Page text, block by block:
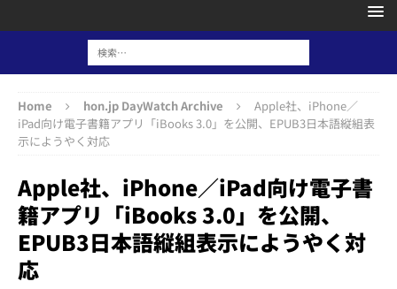
Home hon.jp DayWatch Archive
Apple社、iPhone／
iPad向け電子書籍アプリ「iBooks 3.0」を公開、EPUB3日本語縦組表
示にようやく対応
Apple社、iPhone／iPad向け電子書
籍アプリ「iBooks 3.0」を公開、
EPUB3日本語縦組表示にようやく対
応